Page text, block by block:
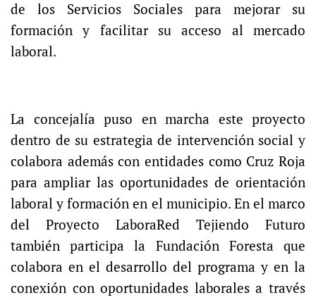
de los Servicios Sociales para mejorar su
formación y facilitar su acceso al mercado
laboral.
La concejalía puso en marcha este proyecto
dentro de su estrategia de intervención social y
colabora además con entidades como Cruz Roja
para ampliar las oportunidades de orientación
laboral y formación en el municipio. En el marco
del Proyecto LaboraRed Tejiendo Futuro
también participa la Fundación Foresta que
colabora en el desarrollo del programa y en la
conexión con oportunidades laborales a través